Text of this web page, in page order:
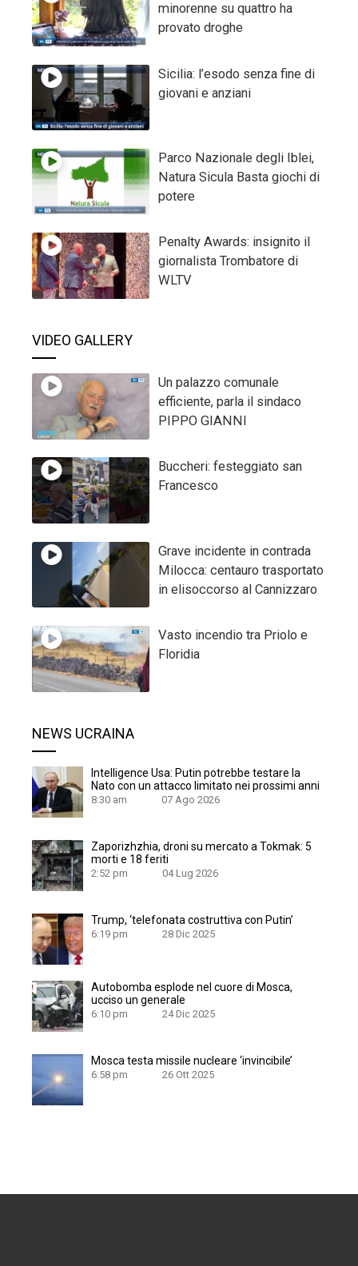
minorenne su quattro ha
provato droghe
Sicilia: l’esodo senza fine di
giovani e anziani
Parco Nazionale degli Iblei,
Natura Sicula Basta giochi di
potere
Penalty Awards: insignito il
giornalista Trombatore di
WLTV
VIDEO GALLERY
Un palazzo comunale
efficiente, parla il sindaco
PIPPO GIANNI
Buccheri: festeggiato san
Francesco
Grave incidente in contrada
Milocca: centauro trasportato
in elisoccorso al Cannizzaro
Vasto incendio tra Priolo e
Floridia
NEWS UCRAINA
Intelligence Usa: Putin potrebbe testare la
Nato con un attacco limitato nei prossimi anni
8:30 am 07 Ago 2026
Zaporizhzhia, droni su mercato a Tokmak: 5
morti e 18 feriti
2:52 pm 04 Lug 2026
Trump, ‘telefonata costruttiva con Putin’
6:19 pm 28 Dic 2025
Autobomba esplode nel cuore di Mosca,
ucciso un generale
6:10 pm 24 Dic 2025
Mosca testa missile nucleare ‘invincibile’
6:58 pm 26 Ott 2025